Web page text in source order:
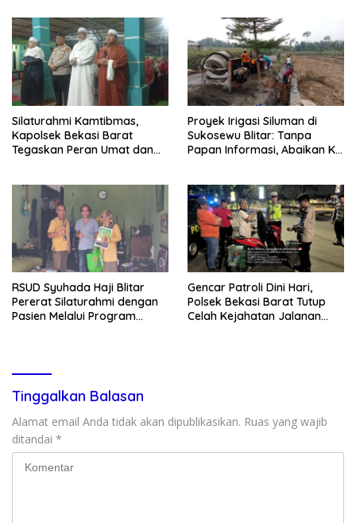
Silaturahmi Kamtibmas,
Kapolsek Bekasi Barat
Tegaskan Peran Umat dan
Proyek Irigasi Siluman di
Sukosewu Blitar: Tanpa
Papan Informasi, Abaikan K3,
RSUD Syuhada Haji Blitar
Pererat Silaturahmi dengan
Pasien Melalui Program
Gencar Patroli Dini Hari,
Polsek Bekasi Barat Tutup
Celah Kejahatan Jalanan
Tinggalkan Balasan
Alamat email Anda tidak akan dipublikasikan. Ruas yang wajib
ditandai *